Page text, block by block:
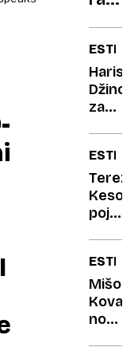
po
naših
žepih
Haris
svoje
bivše
žene
Tereza
poje,
odšla,
ko
bo
Mišo
Kovač
noče